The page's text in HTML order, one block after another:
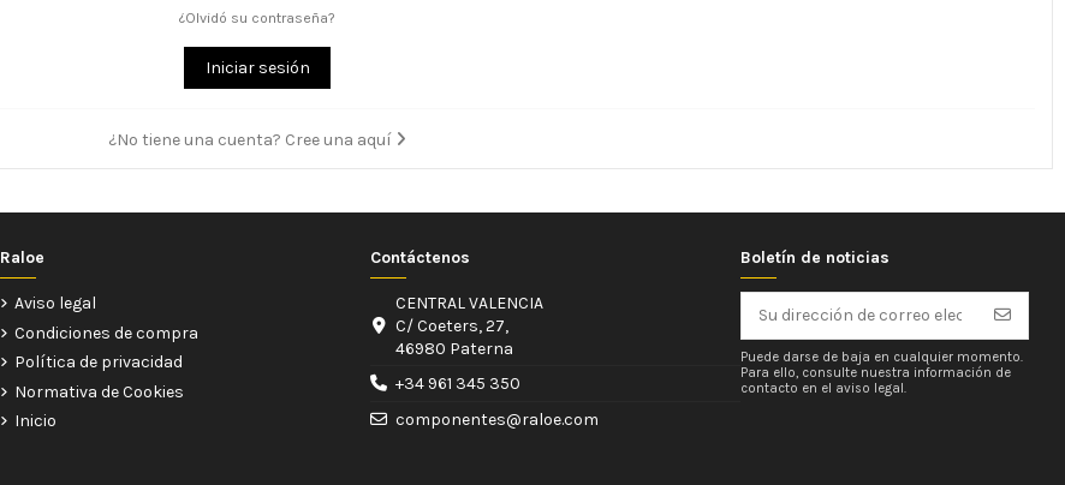
¿Olvidó su contraseña?
Iniciar sesión
¿No tiene una cuenta? Cree una aquí
Raloe
Aviso legal
Condiciones de compra
Política de privacidad
Normativa de Cookies
Inicio
Contáctenos
CENTRAL VALENCIA
C/ Coeters, 27,
46980 Paterna
+34 961 345 350
componentes@raloe.com
Boletín de noticias
Puede darse de baja en cualquier momento.
Para ello, consulte nuestra información de
contacto en el aviso legal.